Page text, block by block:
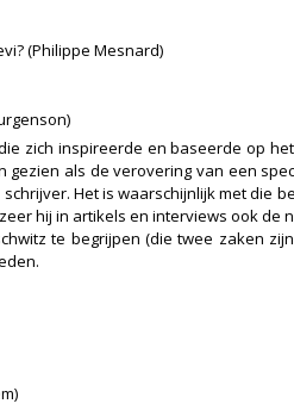
(Philippe Mesnard)
zich inspireerde en baseerde op
gezien als de verovering van een
Het is waarschijnlijk met
hij in artikels en interviews ook
te begrijpen (die twee zaken